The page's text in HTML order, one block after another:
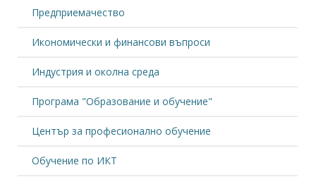
Предприемачество
Икономически и финансови въпроси
Индустрия и околна среда
Програма "Образование и обучение"
Център за професионално обучение
Обучение по ИКТ